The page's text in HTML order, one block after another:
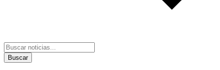
Buscar